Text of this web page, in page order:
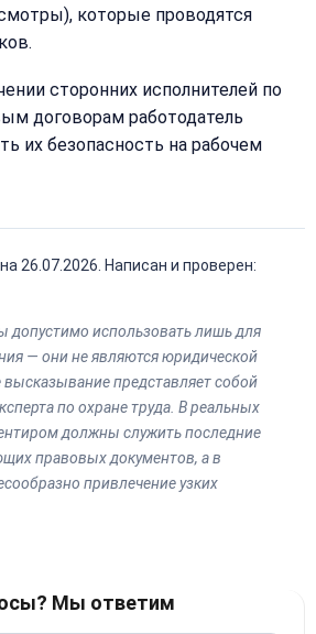
которые проводятся
сторонних исполнителей по
договорам работодатель
их безопасность на рабочем
26.07.2026 . Написан и проверен:
допустимо использовать лишь для
— они не являются юридической
представляет собой
по охране труда. В реальных
должны служить последние
правовых документов, а в
привлечение узких
Мы ответим